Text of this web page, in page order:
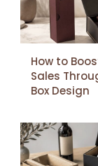
How to
Sales
Box Design